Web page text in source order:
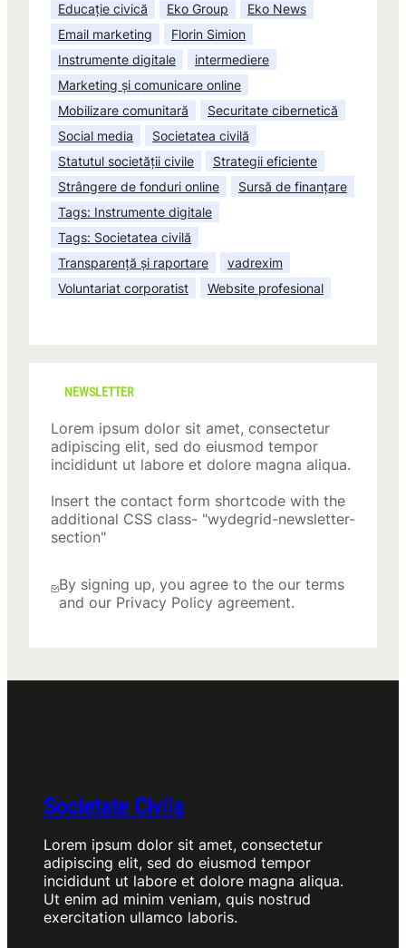
Educație civică
Eko Group
Eko News
Email marketing
Florin Simion
Instrumente digitale
intermediere
Marketing și comunicare online
Mobilizare comunitară
Securitate cibernetică
Social media
Societatea civilă
Statutul societății civile
Strategii eficiente
Strângere de fonduri online
Sursă de finanțare
Tags: Instrumente digitale
Tags: Societatea civilă
Transparență și raportare
vadrexim
Voluntariat corporatist
Website profesional
NEWSLETTER
Lorem ipsum dolor sit amet, consectetur
adipiscing elit, sed do eiusmod tempor
incididunt ut labore et dolore magna aliqua.
Insert the contact form shortcode with the
additional CSS class- "wydegrid-newsletter-
section"
By signing up, you agree to the our terms
and our Privacy Policy agreement.
Societate Civila
Lorem ipsum dolor sit amet, consectetur
adipiscing elit, sed do eiusmod tempor
incididunt ut labore et dolore magna aliqua.
Ut enim ad minim veniam, quis nostrud
exercitation ullamco laboris.